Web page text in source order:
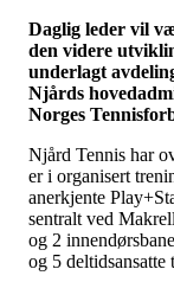
Daglig leder vil
den videre
underlagt
Njårds
Norges
Njård Tennis har
er i organisert
anerkjente
sentralt ved
og 2
og 5 deltidsansatte